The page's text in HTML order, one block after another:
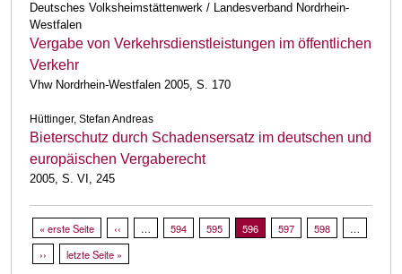
Deutsches Volksheimstättenwerk / Landesverband Nordrhein-
Westfalen
Vergabe von Verkehrsdienstleistungen im öffentlichen
Verkehr
Vhw Nordrhein-Westfalen 2005, S. 170
Hüttinger, Stefan Andreas
Bieterschutz durch Schadensersatz im deutschen und
europäischen Vergaberecht
2005, S. VI, 245
Seitennummerierung
Erste Seite
« erste Seite Vorherige Seite
‹‹ … Page
594 Page
595 Aktuelle Seite
596 Page
597 Page
598
…
Nächste Seite
›› Letzte Seite
letzte Seite »